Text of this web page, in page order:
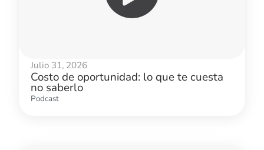
Julio 31, 2026
Costo de oportunidad: lo que te cuesta
no saberlo
Podcast